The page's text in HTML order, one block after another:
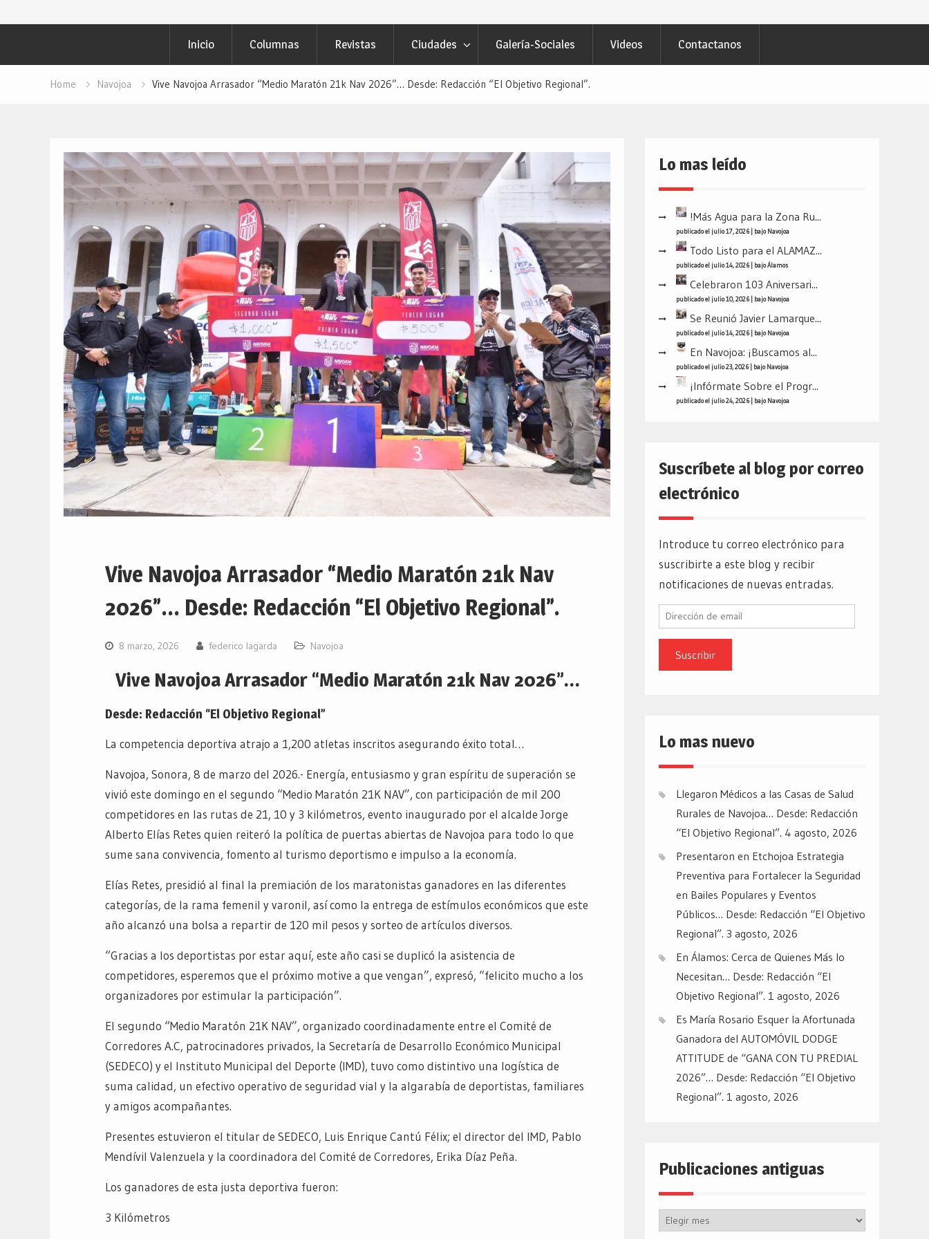
Inicio Columnas Revistas Ciudades Galería-Sociales Videos Contactanos
Home Navojoa Vive Navojoa Arrasador “Medio Maratón 21k Nav 2026”… Desde: Redacción “El Objetivo Regional”.
Vive Navojoa Arrasador “Medio Maratón 21k Nav
2026”… Desde: Redacción “El Objetivo Regional”.
8 marzo, 2026 federico lagarda Navojoa
Vive Navojoa Arrasador “Medio Maratón 21k Nav 2026”…
Desde: Redacción “El Objetivo Regional”
La competencia deportiva atrajo a 1,200 atletas inscritos asegurando éxito total…
Navojoa, Sonora, 8 de marzo del 2026.- Energía, entusiasmo y gran espíritu de superación se
vivió este domingo en el segundo “Medio Maratón 21K NAV”, con participación de mil 200
competidores en las rutas de 21, 10 y 3 kilómetros, evento inaugurado por el alcalde Jorge
Alberto Elías Retes quien reiteró la política de puertas abiertas de Navojoa para todo lo que
sume sana convivencia, fomento al turismo deportismo e impulso a la economía.
Elías Retes, presidió al final la premiación de los maratonistas ganadores en las diferentes
categorías, de la rama femenil y varonil, así como la entrega de estímulos económicos que este
año alcanzó una bolsa a repartir de 120 mil pesos y sorteo de artículos diversos.
“Gracias a los deportistas por estar aquí, este año casi se duplicó la asistencia de
competidores, esperemos que el próximo motive a que vengan”, expresó, “felicito mucho a los
organizadores por estimular la participación”.
El segundo “Medio Maratón 21K NAV”, organizado coordinadamente entre el Comité de
Corredores A.C, patrocinadores privados, la Secretaría de Desarrollo Económico Municipal
(SEDECO) y el Instituto Municipal del Deporte (IMD), tuvo como distintivo una logística de
suma calidad, un efectivo operativo de seguridad vial y la algarabía de deportistas, familiares
y amigos acompañantes.
Presentes estuvieron el titular de SEDECO, Luis Enrique Cantú Félix; el director del IMD, Pablo
Mendívil Valenzuela y la coordinadora del Comité de Corredores, Erika Díaz Peña.
Los ganadores de esta justa deportiva fueron:
3 Kilómetros
Lo mas leído
!Más Agua para la Zona Ru...
publicado el julio 17, 2026| bajoNavojoa
Todo Listo para el ALAMAZ...
publicado el julio 14, 2026| bajoÁlamos
Celebraron 103 Aniversari...
publicado el julio 10, 2026| bajoNavojoa
Se Reunió Javier Lamarque...
publicado el julio 14, 2026| bajoNavojoa
En Navojoa: ¡Buscamos al...
publicado el julio 23, 2026| bajoNavojoa
¡Infórmate Sobre el Progr...
publicado el julio 24, 2026| bajoNavojoa
Suscríbete al blog por correo
electrónico
Introduce tu correo electrónico para
suscribirte a este blog y recibir
notificaciones de nuevas entradas.
Dirección
email
Lo mas nuevo
Llegaron Médicos a las Casas de Salud
Rurales de Navojoa… Desde: Redacción
“El Objetivo Regional”. 4 agosto, 2026
Presentaron en Etchojoa Estrategia
Preventiva para Fortalecer la Seguridad
en Bailes Populares y Eventos
Públicos… Desde: Redacción “El Objetivo
Regional”. 3 agosto, 2026
En Álamos: Cerca de Quienes Más lo
Necesitan… Desde: Redacción “El
Objetivo Regional”. 1 agosto, 2026
Es María Rosario Esquer la Afortunada
Ganadora del AUTOMÓVIL DODGE
ATTITUDE de “GANA CON TU PREDIAL
2026”… Desde: Redacción “El Objetivo
Regional”. 1 agosto, 2026
Publicaciones antiguas
Publicaciones